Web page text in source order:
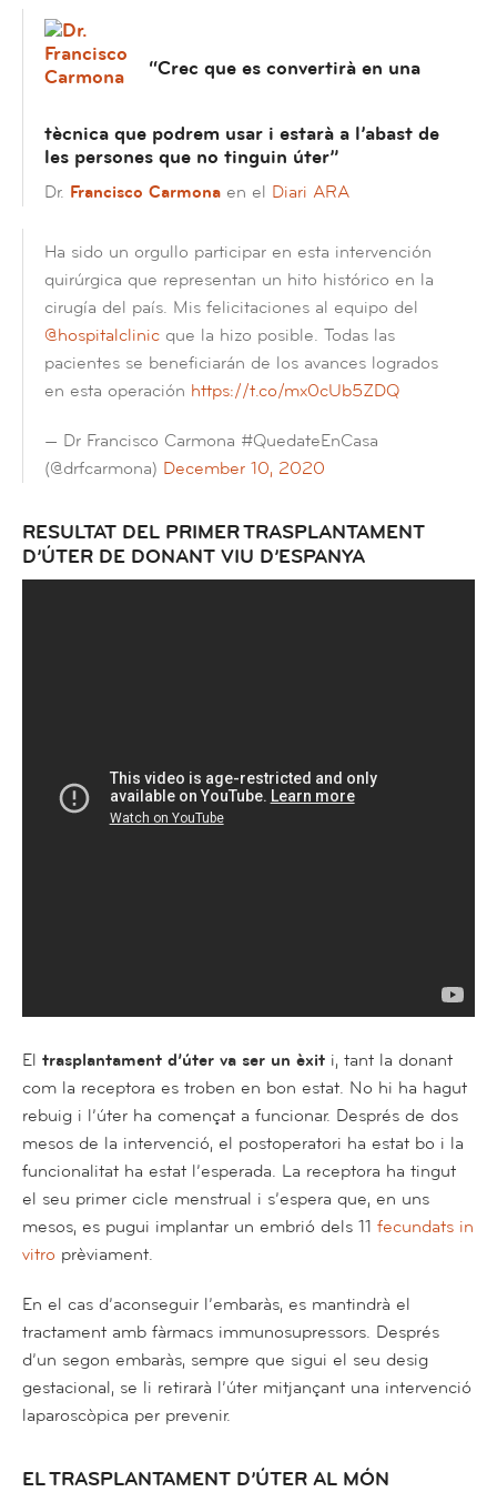
“Crec que es convertirà en una
tècnica que podrem usar i estarà a l’abast de
les persones que no tinguin úter”
Dr. Francisco Carmona en el Diari ARA
Ha sido un orgullo participar en esta intervención
quirúrgica que representan un hito histórico en la
cirugía del país. Mis felicitaciones al equipo del
@hospitalclinic que la hizo posible. Todas las
pacientes se beneficiarán de los avances logrados
en esta operación https://t.co/mx0cUb5ZDQ
— Dr Francisco Carmona #QuedateEnCasa
(@drfcarmona) December 10, 2020
RESULTAT DEL PRIMER TRASPLANTAMENT
D’ÚTER DE DONANT VIU D’ESPANYA
El trasplantament d’úter va ser un èxit i, tant la donant
com la receptora es troben en bon estat. No hi ha hagut
rebuig i l’úter ha començat a funcionar. Després de dos
mesos de la intervenció, el postoperatori ha estat bo i la
funcionalitat ha estat l’esperada. La receptora ha tingut
el seu primer cicle menstrual i s’espera que, en uns
mesos, es pugui implantar un embrió dels 11 fecundats in
vitro prèviament.
En el cas d’aconseguir l’embaràs, es mantindrà el
tractament amb fàrmacs immunosupressors. Després
d’un segon embaràs, sempre que sigui el seu desig
gestacional, se li retirarà l’úter mitjançant una intervenció
laparoscòpica per prevenir.
EL TRASPLANTAMENT D’ÚTER AL MÓN